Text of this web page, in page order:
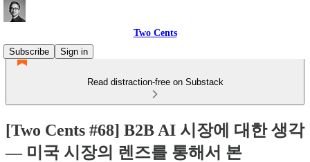
Two Cents
Subscribe
Sign in
Read distraction-free on Substack
[Two Cents #68] B2B AI 시장에 대한 생각
— 미국 시장의 렌즈를 통해서 본